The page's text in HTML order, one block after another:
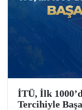
İTÜ, İlk
Tercihiyle